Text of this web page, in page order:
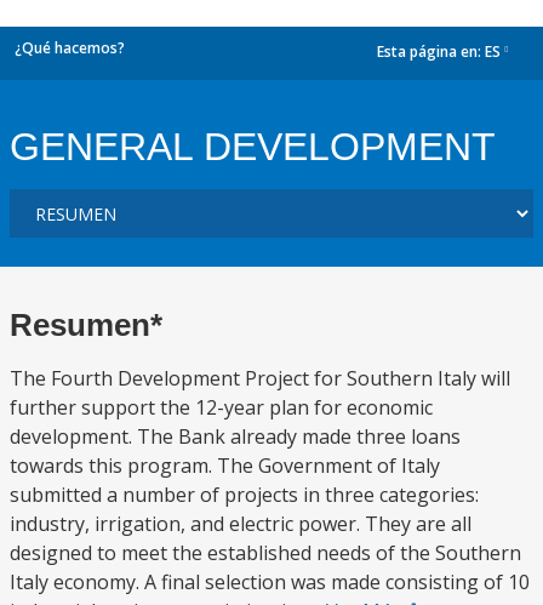
¿Qué hacemos? Esta página en: ES
GENERAL DEVELOPMENT
Resumen*
The Fourth Development Project for Southern Italy will
further support the 12-year plan for economic
development. The Bank already made three loans
towards this program. The Government of Italy
submitted a number of projects in three categories:
industry, irrigation, and electric power. They are all
designed to meet the established needs of the Southern
Italy economy. A final selection was made consisting of 10